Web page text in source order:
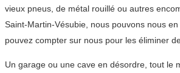
vieux pneus, de métal rouillé ou autres
Saint-Martin-Vésubie, nous pouvons nous
pouvez compter sur nous pour les éliminer
Un garage ou une cave en désordre, tout le